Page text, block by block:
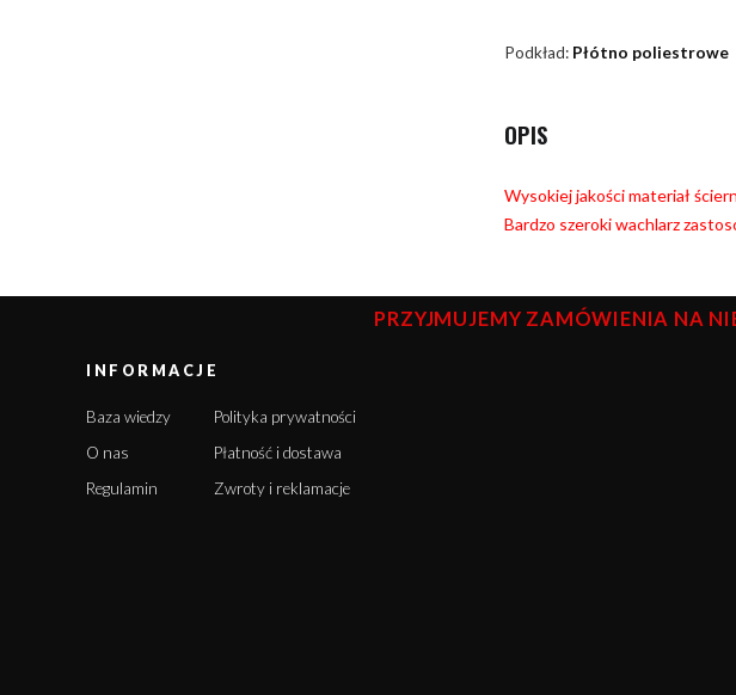
Podkład: Płótno poliestrowe
OPIS
Wysokiej jakości materiał
Bardzo szeroki wachlarz
PRZYJMUJEMY ZAMÓWIENIA NA
INFORMACJE
Baza wiedzy
O nas
Regulamin
Polityka prywatności
Płatność i dostawa
Zwroty i reklamacje